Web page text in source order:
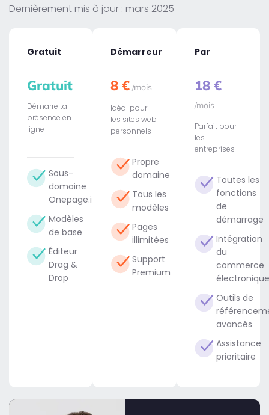
Dernièrement mis à jour : mars 2025
Gratuit
Gratuit
Démarre ta
présence en
ligne
Sous-
domaine
Onepage.io
Modèles
de base
Éditeur
Drag &
Drop
Démarreur
8 € /mois
Idéal pour
les sites web
personnels
Propre
domaine
Tous les
modèles
Pages
illimitées
Support
Premium
Par
18 €
/mois
Parfait pour
les
entreprises
Toutes les
fonctions
de
démarrage
Intégration
du
commerce
électronique
Outils de
avancés
Assistance
prioritaire